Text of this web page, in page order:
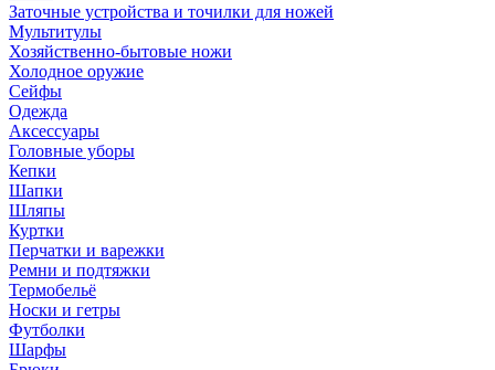
Заточные устройства и точилки для ножей
Мультитулы
Хозяйственно-бытовые ножи
Холодное оружие
Сейфы
Одежда
Аксессуары
Головные уборы
Кепки
Шапки
Шляпы
Куртки
Перчатки и варежки
Ремни и подтяжки
Термобельё
Носки и гетры
Футболки
Шарфы